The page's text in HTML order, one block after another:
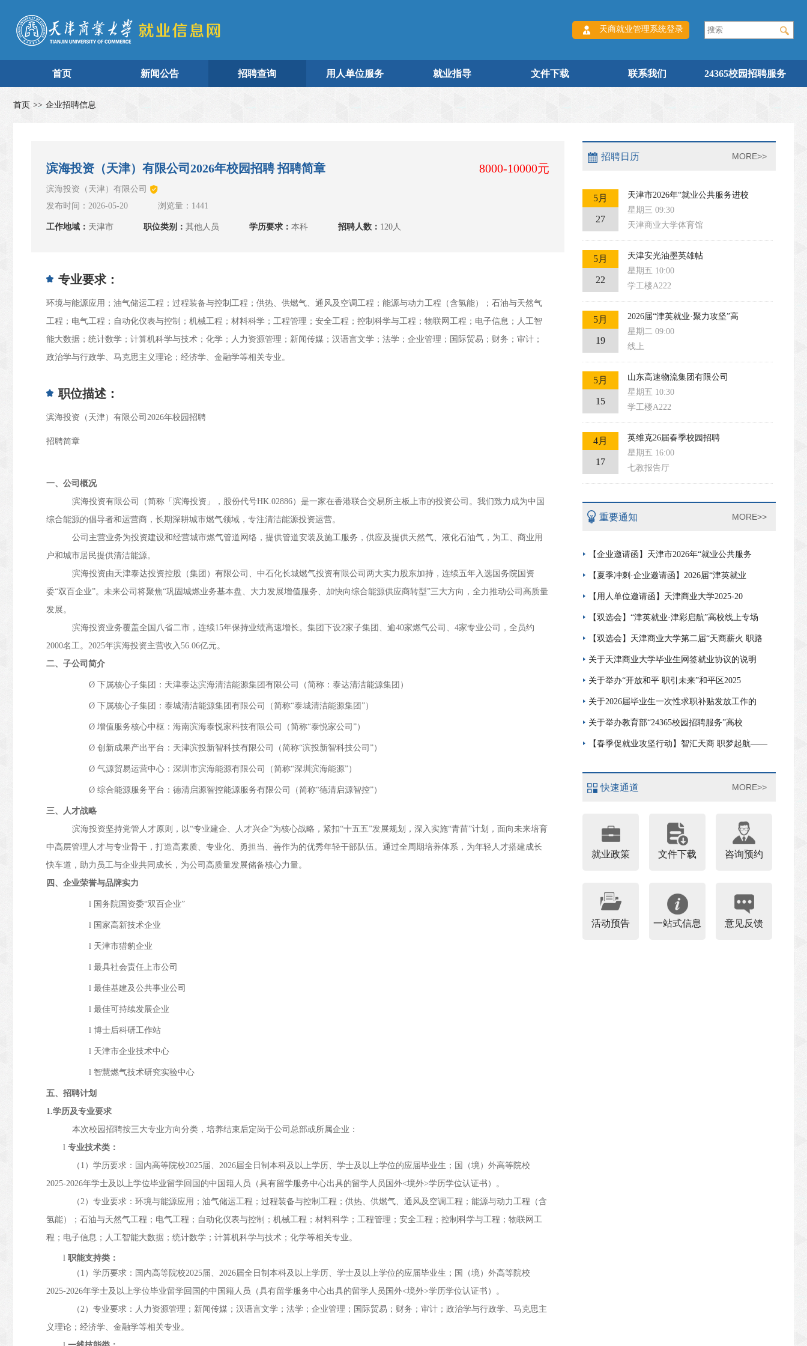
天商就业管理系统登录
首页 新闻公告 招聘查询 用人单位服务 就业指导 文件下载 联系我们 24365校园招聘服务
首页 >> 企业招聘信息
8000-10000元
滨海投资（天津）有限公司2026年校园招聘 招聘简章
滨海投资（天津）有限公司
发布时间：2026-05-20
浏览量：1441
工作地域： 天津市 职位类别： 其他人员 学历要求： 本科 招聘人数： 120人
专业要求：
环境与能源应用；油气储运工程；过程装备与控制工程；供热、供燃气、通风及空调工程；能源与动力工程（含氢能）；石油与天然气
工程；电气工程；自动化仪表与控制；机械工程；材料科学；工程管理；安全工程；控制科学与工程；物联网工程；电子信息；人工智
能大数据；统计数学；计算机科学与技术；化学；人力资源管理；新闻传媒；汉语言文学；法学；企业管理；国际贸易；财务；审计；
政治学与行政学、马克思主义理论；经济学、金融学等相关专业。
职位描述：
滨海投资（天津）有限公司2026年校园招聘
招聘简章
一、公司概况
滨海投资有限公司（简称「滨海投资」，股份代号HK.02886）是一家在香港联合交易所主板上市的投资公司。我们致力成为中国
综合能源的倡导者和运营商，长期深耕城市燃气领域，专注清洁能源投资运营。
公司主营业务为投资建设和经营城市燃气管道网络，提供管道安装及施工服务，供应及提供天然气、液化石油气，为工、商业用
户和城市居民提供清洁能源。
滨海投资由天津泰达投资控股（集团）有限公司、中石化长城燃气投资有限公司两大实力股东加持，连续五年入选国务院国资
委“双百企业”。未来公司将聚焦“巩固城燃业务基本盘、大力发展增值服务、加快向综合能源供应商转型”三大方向，全力推动公司高质量
发展。
滨海投资业务覆盖全国八省二市，连续15年保持业绩高速增长。集团下设2家子集团、逾40家燃气公司、4家专业公司，全员约
2000名工。2025年滨海投资主营收入56.06亿元。
二、子公司简介
Ø 下属核心子集团：天津泰达滨海清洁能源集团有限公司（简称：泰达清洁能源集团）
Ø 下属核心子集团：泰城清洁能源集团有限公司（简称“泰城清洁能源集团”）
Ø 增值服务核心中枢：海南滨海泰悦家科技有限公司（简称“泰悦家公司”）
Ø 创新成果产出平台：天津滨投新智科技有限公司（简称“滨投新智科技公司”）
Ø 气源贸易运营中心：深圳市滨海能源有限公司（简称“深圳滨海能源”）
Ø 综合能源服务平台：德清启源智控能源服务有限公司（简称“德清启源智控”）
三、人才战略
滨海投资坚持党管人才原则，以“专业建企、人才兴企”为核心战略，紧扣“十五五”发展规划，深入实施“青苗”计划，面向未来培育
中高层管理人才与专业骨干，打造高素质、专业化、勇担当、善作为的优秀年轻干部队伍。通过全周期培养体系，为年轻人才搭建成长
快车道，助力员工与企业共同成长，为公司高质量发展储备核心力量。
四、企业荣誉与品牌实力
l 国务院国资委“双百企业”
l 国家高新技术企业
l 天津市猎豹企业
l 最具社会责任上市公司
l 最佳基建及公共事业公司
l 最佳可持续发展企业
l 博士后科研工作站
l 天津市企业技术中心
l 智慧燃气技术研究实验中心
五、招聘计划
1.学历及专业要求
本次校园招聘按三大专业方向分类，培养结束后定岗于公司总部或所属企业：
l 专业技术类：
（1）学历要求：国内高等院校2025届、2026届全日制本科及以上学历、学士及以上学位的应届毕业生；国（境）外高等院校
2025-2026年学士及以上学位毕业留学回国的中国籍人员（具有留学服务中心出具的留学人员国外<境外>学历学位认证书）。
（2）专业要求：环境与能源应用；油气储运工程；过程装备与控制工程；供热、供燃气、通风及空调工程；能源与动力工程（含
氢能）；石油与天然气工程；电气工程；自动化仪表与控制；机械工程；材料科学；工程管理；安全工程；控制科学与工程；物联网工
程；电子信息；人工智能大数据；统计数学；计算机科学与技术；化学等相关专业。
l 职能支持类：
（1）学历要求：国内高等院校2025届、2026届全日制本科及以上学历、学士及以上学位的应届毕业生；国（境）外高等院校
2025-2026年学士及以上学位毕业留学回国的中国籍人员（具有留学服务中心出具的留学人员国外<境外>学历学位认证书）。
（2）专业要求：人力资源管理；新闻传媒；汉语言文学；法学；企业管理；国际贸易；财务；审计；政治学与行政学、马克思主
义理论；经济学、金融学等相关专业。
招聘日历 MORE>>
5月
27
天津市2026年“就业公共服务进校
星期三 09:30
天津商业大学体育馆
5月
22
天津安光油墨英雄帖
星期五 10:00
学工楼A222
5月
19
2026届“津英就业·聚力攻坚”高
星期二 09:00
线上
5月
15
山东高速物流集团有限公司
星期五 10:30
学工楼A222
4月
17
英维克26届春季校园招聘
星期五 16:00
七教报告厅
重要通知 MORE>>
【企业邀请函】天津市2026年“就业公共服务
【夏季冲刺·企业邀请函】2026届“津英就业
【用人单位邀请函】天津商业大学2025-20
【双选会】“津英就业·津彩启航”高校线上专场
【双选会】天津商业大学第二届“天商薪火 职路
关于天津商业大学毕业生网签就业协议的说明
关于举办“开放和平 职引未来”和平区2025
关于2026届毕业生一次性求职补贴发放工作的
关于举办教育部“24365校园招聘服务”高校
【春季促就业攻坚行动】智汇天商 职梦起航——
快速通道 MORE>>
就业政策 文件下载 咨询预约
活动预告 一站式信息 意见反馈